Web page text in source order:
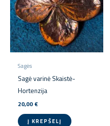
Sagės
Sagė varinė Skaistė-
Hortenzija
20,00 €
Į KREPŠELĮ